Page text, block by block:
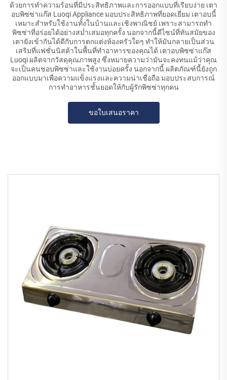
ด้วยการทำความร้อนที่มีประสิทธิภาพและการออกแบบที่เรียบง่าย เตา
อบพิซซ่าแก๊ส Luoqi Appliance มอบประสิทธิภาพที่ยอดเยี่ยม เตาอบนี้
เหมาะสำหรับใช้งานทั้งในบ้านและเชิงพาณิชย์ เพราะสามารถทำ
พิซซ่าที่อร่อยได้อย่างสม่ำเสมอทุกครั้ง นอกจากนี้ดีไซน์ที่ทันสมัยของ
เตายังเข้ากันได้ดีกับการตกแต่งห้องครัวใดๆ ทำให้มันกลายเป็นส่วน
เสริมที่แฟชั่นนิสต้าในพื้นที่ทำอาหารของคุณได้ เตาอบพิซซ่าแก๊ส
Luoqi ผลิตจากวัสดุคุณภาพสูง ซึ่งหมายความว่ามันจะคงทนแม้ว่าคุณ
จะเป็นคนชอบพิซซ่าและใช้งานบ่อยครั้ง นอกจากนี้ ผลิตภัณฑ์นี้ยังถูก
ออกแบบมาเพื่อความแข็งแรงและความน่าเชื่อถือ มอบประสบการณ์
การทำอาหารชั้นยอดให้กับผู้รักพิซซ่าทุกคน
ขอใบเสนอราคา